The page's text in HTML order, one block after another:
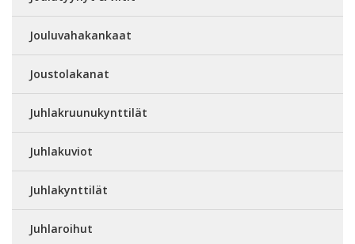
Jouluvahakankaat
Joustolakanat
Juhlakruunukynttilät
Juhlakuviot
Juhlakynttilät
Juhlaroihut